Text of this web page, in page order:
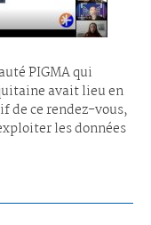
PIGMA qui
avait lieu en
de ce rendez-vous,
les données